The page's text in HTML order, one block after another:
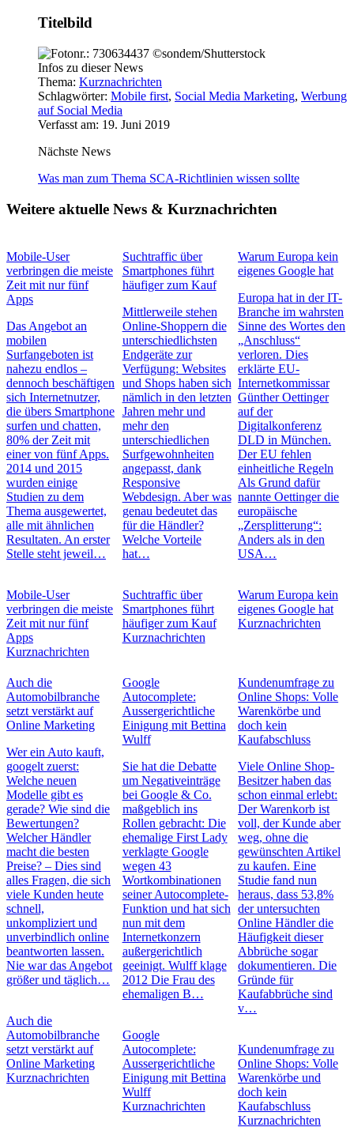
Titelbild
Infos zu dieser News
Thema: Kurznachrichten
Schlagwörter: Mobile first, Social Media Marketing, Werbung
auf Social Media
Verfasst am: 19. Juni 2019
Nächste News
Was man zum Thema SCA-Richtlinien wissen sollte
Weitere aktuelle News & Kurznachrichten
Mobile-User
verbringen die meiste
Zeit mit nur fünf
Apps
Das Angebot an
mobilen
Surfangeboten ist
nahezu endlos –
dennoch beschäftigen
sich Internetnutzer,
die übers Smartphone
surfen und chatten,
80% der Zeit mit
einer von fünf Apps.
2014 und 2015
wurden einige
Studien zu dem
Thema ausgewertet,
alle mit ähnlichen
Resultaten. An erster
Stelle steht jeweil…
Mobile-User
verbringen die meiste
Zeit mit nur fünf
Apps
Kurznachrichten
Suchtraffic über
Smartphones führt
häufiger zum Kauf
Mittlerweile stehen
Online-Shoppern die
unterschiedlichsten
Endgeräte zur
Verfügung: Websites
und Shops haben sich
nämlich in den letzten
Jahren mehr und
mehr den
unterschiedlichen
Surfgewohnheiten
angepasst, dank
Responsive
Webdesign. Aber was
genau bedeutet das
für die Händler?
Welche Vorteile
hat…
Suchtraffic über
Smartphones führt
häufiger zum Kauf
Kurznachrichten
Warum Europa kein
eigenes Google hat
Europa hat in der IT-
Branche im wahrsten
Sinne des Wortes den
„Anschluss“
verloren. Dies
erklärte EU-
Internetkommissar
Günther Oettinger
auf der
Digitalkonferenz
DLD in München.
Der EU fehlen
einheitliche Regeln
Als Grund dafür
nannte Oettinger die
europäische
„Zersplitterung“:
Anders als in den
USA…
Warum Europa kein
eigenes Google hat
Kurznachrichten
Auch die
Automobilbranche
setzt verstärkt auf
Online Marketing
Wer ein Auto kauft,
googelt zuerst:
Welche neuen
Modelle gibt es
gerade? Wie sind die
Bewertungen?
Welcher Händler
macht die besten
Preise? – Dies sind
alles Fragen, die sich
viele Kunden heute
schnell,
unkompliziert und
unverbindlich online
beantworten lassen.
Nie war das Angebot
größer und täglich…
Auch die
Automobilbranche
setzt verstärkt auf
Online Marketing
Kurznachrichten
Google
Autocomplete:
Aussergerichtliche
Einigung mit Bettina
Wulff
Sie hat die Debatte
um Negativeinträge
bei Google & Co.
maßgeblich ins
Rollen gebracht: Die
ehemalige First Lady
verklagte Google
wegen 43
Wortkombinationen
seiner Autocomplete-
Funktion und hat sich
nun mit dem
Internetkonzern
außergerichtlich
geeinigt. Wulff klage
2012 Die Frau des
ehemaligen B…
Google
Autocomplete:
Aussergerichtliche
Einigung mit Bettina
Wulff
Kurznachrichten
Kundenumfrage zu
Online Shops: Volle
Warenkörbe und
doch kein
Kaufabschluss
Viele Online Shop-
Besitzer haben das
schon einmal erlebt:
Der Warenkorb ist
voll, der Kunde aber
weg, ohne die
gewünschten Artikel
zu kaufen. Eine
Studie fand nun
heraus, dass 53,8%
der untersuchten
Online Händler die
Häufigkeit dieser
Abbrüche sogar
dokumentieren. Die
Gründe für
Kaufabbrüche sind
v…
Kundenumfrage zu
Online Shops: Volle
Warenkörbe und
doch kein
Kaufabschluss
Kurznachrichten